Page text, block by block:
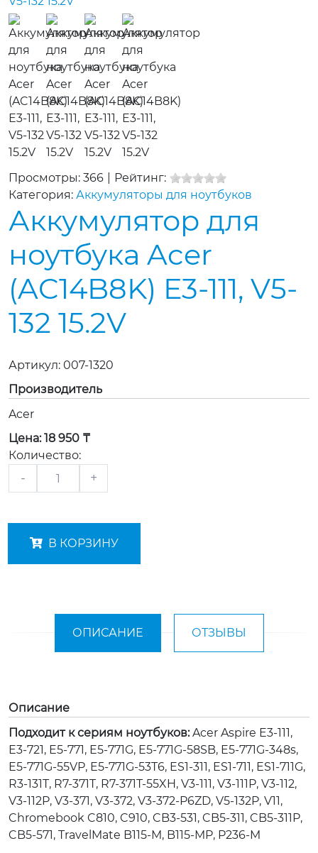
Просмотры: 366
Рейтинг:
Категория: Аккумуляторы для ноутбуков
Аккумулятор для
ноутбука Acer
(AC14B8K) E3-111, V5-
132 15.2V
Артикул: 007-1320
Производитель
Acer
Цена: 18 950 ₸
Количество:
- +
В КОРЗИНУ
ОПИСАНИЕ ОТЗЫВЫ
Описание
Подходит к сериям ноутбуков:Acer Aspire E3-111,
E3-721, E5-771, E5-771G, E5-771G-58SB, E5-771G-348s,
E5-771G-55VP, E5-771G-53T6, ES1-311, ES1-711, ES1-711G,
R3-131T, R7-371T, R7-371T-55XH, V3-111, V3-111P, V3-112,
V3-112P, V3-371, V3-372, V3-372-P6ZD, V5-132P, V11,
Chromebook C810, C910, CB3-531, CB5-311, CB5-311P,
CB5-571, TravelMate B115-M, B115-MP, P236-M